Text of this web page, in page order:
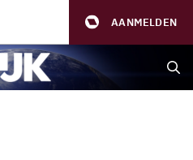
AANMELDEN